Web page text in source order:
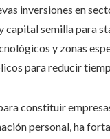
inversiones en
capital semilla para
y zonas
para reducir
constituir
personal, ha